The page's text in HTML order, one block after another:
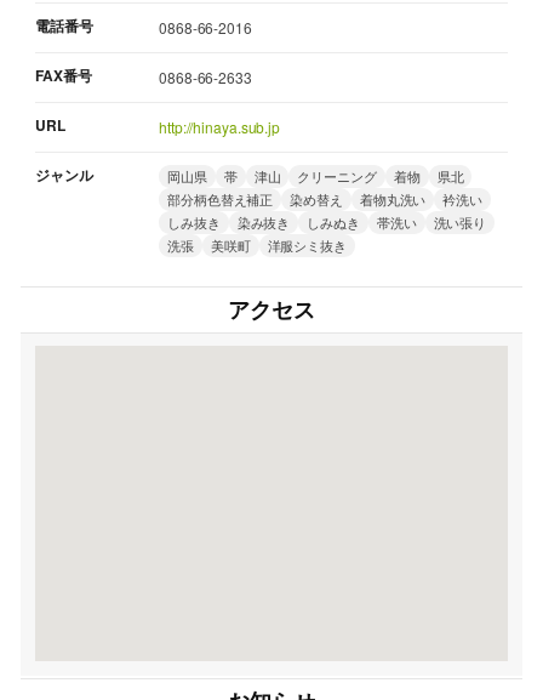
電話番号 0868-66-2016
FAX番号 0868-66-2633
URL http://hinaya.sub.jp
ジャンル 岡山県 帯 津山 クリーニング 着物
県北
部分柄色替え補正
染め替え 着物丸洗い
衿洗い
しみ抜き
染み抜き しみぬき 帯洗い
洗い張り
洗張
美咲町 洋服シミ抜き
アクセス